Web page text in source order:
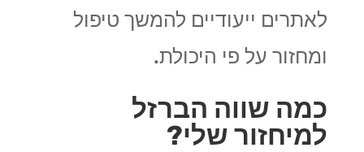
לאתרים ייעודיים להמשך טיפול
ומחזור על פי היכולת.
כמה שווה הברזל
למיחזור שלי?